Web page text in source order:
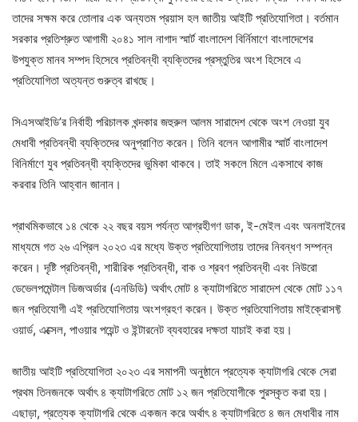
তাদের সক্ষম করে তোলার এক অন্যতম প্রয়াস হল জাতীয় আইটি প্রতিযোগিতা। বর্তমান
সরকার প্রতিশ্রুত আগামী ২০৪১ সাল নাগাদ স্মার্ট বাংলাদেশ বির্নিমাণে বাংলাদেশের
উপযুক্ত মানব সম্পদ হিসেবে প্রতিবন্ধী ব্যক্তিদের প্রস্তুতির অংশ হিসেবে এ
প্রতিযোগিতা অত্যন্ত গুরুত্ব রাখছে।
সিএসআইডি’র নির্বাহী পরিচালক খন্দকার জহুরুল আলম সারাদেশ থেকে অংশ নেওয়া যুব
মেধাবী প্রতিবন্ধী ব্যক্তিদের অনুপ্রাণিত করেন। তিনি বলেন আগামীর স্মার্ট বাংলাদেশ
বিনির্মাণে যুব প্রতিবন্ধী ব্যক্তিদের ভুমিকা থাকবে। তাই সকলে মিলে একসাথে কাজ
করবার তিনি আহ্বান জানান।
প্রাথমিকভাবে ১৪ থেকে ২২ বছর বয়স পর্যন্ত আগ্রহীগণ ডাক, ই-মেইল এবং অনলাইনের
মাধ্যমে গত ২৬ এপ্রিল ২০২৩ এর মধ্যে উক্ত প্রতিযোগিতায় তাদের নিবন্ধণ সম্পন্ন
করেন। দৃষ্টি প্রতিবন্ধী, শারীরিক প্রতিবন্ধী, বাক ও শ্রবণ প্রতিবন্ধী এবং নিউরো
ডেভেলপমেন্টাল ডিজঅর্ডার (এনডিডি) অর্থাৎ মোট ৪ ক্যাটাগরিতে সারাদেশ থেকে মোট ১১৭
জন প্রতিযোগী এই প্রতিযোগিতায় অংশগ্রহণ করেন। উক্ত প্রতিযোগিতায় মাইক্রোসফ্ট
ওয়ার্ড, এক্সেল, পাওয়ার পয়েন্ট ও ইন্টারনেট ব্যবহারের দক্ষতা যাচাই করা হয়।
জাতীয় আইটি প্রতিযোগিতা ২০২৩ এর সমাপনী অনুষ্ঠানে প্রত্যেক ক্যাটাগরি থেকে সেরা
প্রথম তিনজনকে অর্থাৎ ৪ ক্যাটাগরিতে মোট ১২ জন প্রতিযোগীকে পুরস্কৃত করা হয়।
এছাড়া, প্রত্যেক ক্যাটাগরি থেকে একজন করে অর্থাৎ ৪ ক্যাটাগরিতে ৪ জন মেধাবীর নাম